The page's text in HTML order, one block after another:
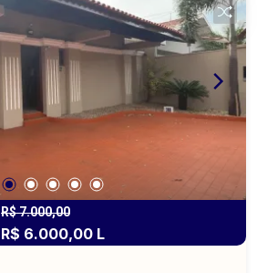
R$ 7.000,00
R$ 6.000,00 L